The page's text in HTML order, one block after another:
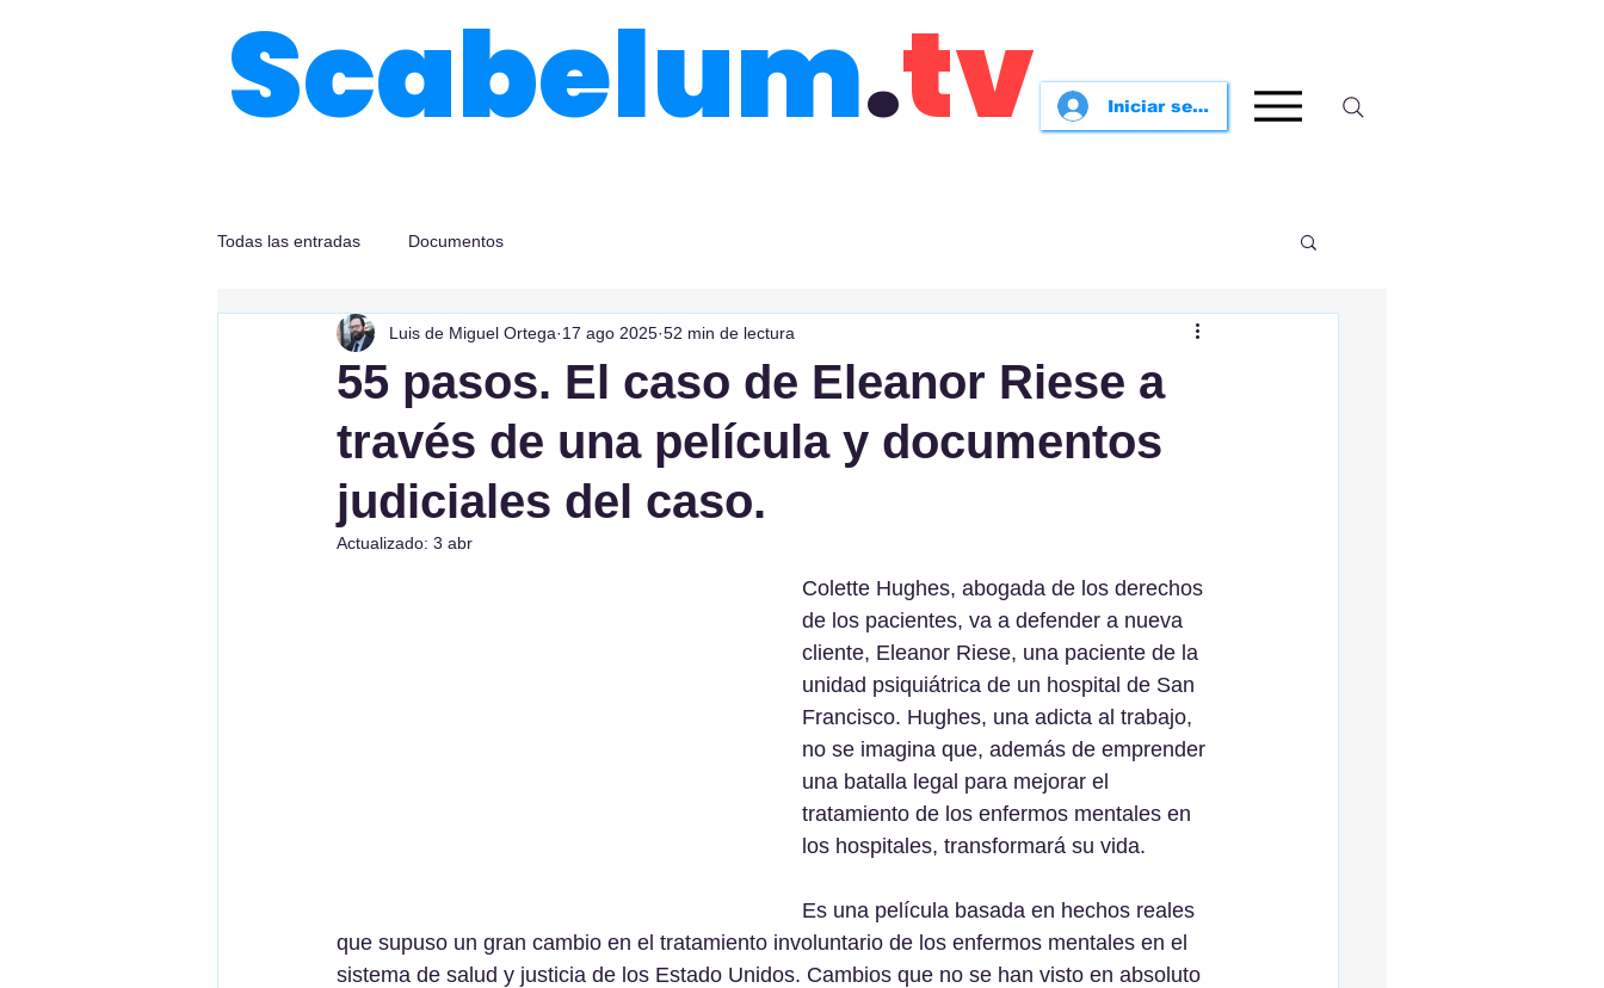
Scabelum.tv Iniciar sesión
Todas las entradas Documentos
55 pasos. El caso de Eleanor Riese a
través de una película y documentos
judiciales del caso.
Luis de Miguel Ortega 17 ago 2025 52 min de lectura
Actualizado: 3 abr
Colette Hughes, abogada de los derechos
de los pacientes, va a defender a nueva
cliente, Eleanor Riese, una paciente de la
unidad psiquiátrica de un hospital de San
Francisco. Hughes, una adicta al trabajo,
no se imagina que, además de emprender
una batalla legal para mejorar el
tratamiento de los enfermos mentales en
los hospitales, transformará su vida.
Es una película basada en hechos reales
que supuso un gran cambio en el tratamiento involuntario de los enfermos mentales en el
sistema de salud y justicia de los Estado Unidos. Cambios que no se han visto en absoluto